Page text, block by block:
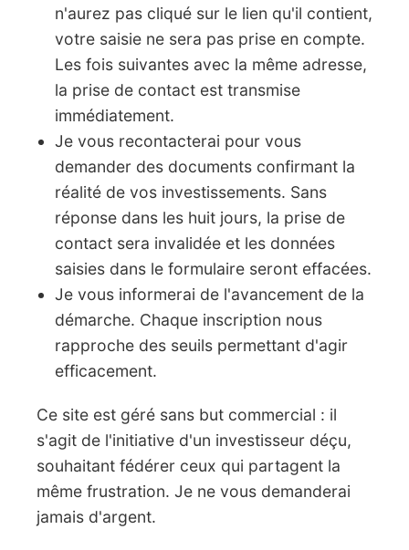
n'aurez pas cliqué sur le lien qu'il contient,
votre saisie ne sera pas prise en compte.
Les fois suivantes avec la même adresse,
la prise de contact est transmise
immédiatement.
Je vous recontacterai pour vous
demander des documents confirmant la
réalité de vos investissements. Sans
réponse dans les huit jours, la prise de
contact sera invalidée et les données
saisies dans le formulaire seront effacées.
Je vous informerai de l'avancement de la
démarche. Chaque inscription nous
rapproche des seuils permettant d'agir
efficacement.
Ce site est géré sans but commercial : il
s'agit de l'initiative d'un investisseur déçu,
souhaitant fédérer ceux qui partagent la
même frustration. Je ne vous demanderai
jamais d'argent.